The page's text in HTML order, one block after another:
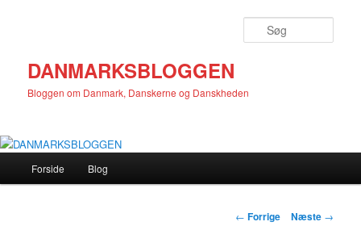
DANMARKSBLOGGEN
Bloggen om Danmark, Danskerne og Danskheden
Forside Blog
Indlægsnavigation
← Forrige Næste →